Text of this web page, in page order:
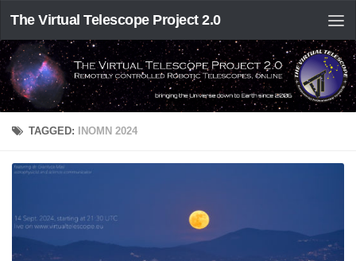
The Virtual Telescope Project 2.0
TAGGED: INOMN 2024